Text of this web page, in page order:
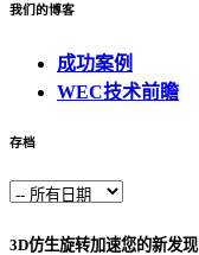
我们的博客
成功案例
WEC技术前瞻
存档
3D仿生旋转加速您的新发现